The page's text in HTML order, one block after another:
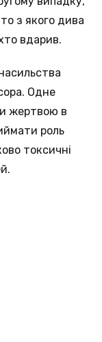
з якого дива
вдарив.
Одне
жертвою в
роль
токсичні